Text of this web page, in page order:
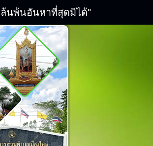
นพ้นอันหาที่สุดมิได้"